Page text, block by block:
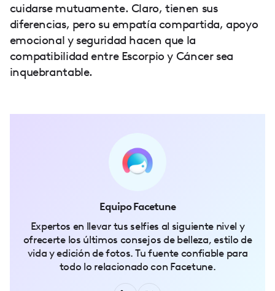
cuidarse mutuamente. Claro, tienen sus
diferencias, pero su empatía compartida, apoyo
emocional y seguridad hacen que la
compatibilidad entre Escorpio y Cáncer sea
inquebrantable.
Equipo Facetune
Expertos en llevar tus selfies al siguiente nivel y
ofrecerte los últimos consejos de belleza, estilo de
vida y edición de fotos. Tu fuente confiable para
todo lo relacionado con Facetune.